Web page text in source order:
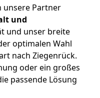
unsere Partner
und
und unser breite
optimalen Wahl
nach Ziegenrück.
oder ein großes
passende Lösung